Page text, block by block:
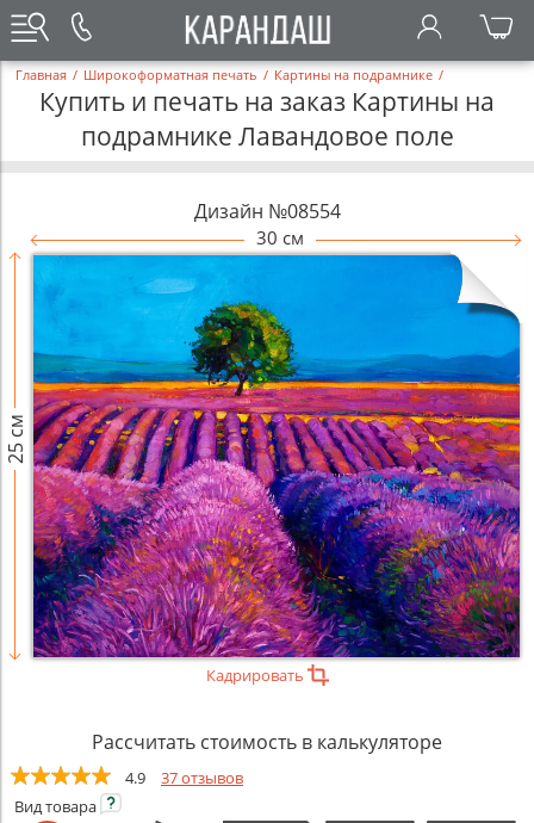
Главная / Широкоформатная печать / Картины на подрамнике /
Купить и печать на заказ Картины на
подрамнике Лавандовое поле
Дизайн №08554
30 см
25 см
Кадрировать
Рассчитать стоимость в калькуляторе
4.9
37 отзывов
Видтовара